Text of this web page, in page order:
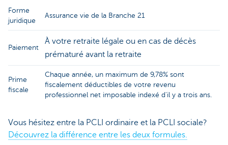
Forme
juridique
Assurance vie de la Branche 21
Paiement
À votre retraite légale ou en cas de décès
prématuré avant la retraite
Prime
fiscale
Chaque année, un maximum de 9,78% sont
fiscalement déductibles de votre revenu
professionnel net imposable indexé d'il y a trois ans.
Vous hésitez entre la PCLI ordinaire et la PCLI sociale?
Découvrez la différence entre les deux formules.